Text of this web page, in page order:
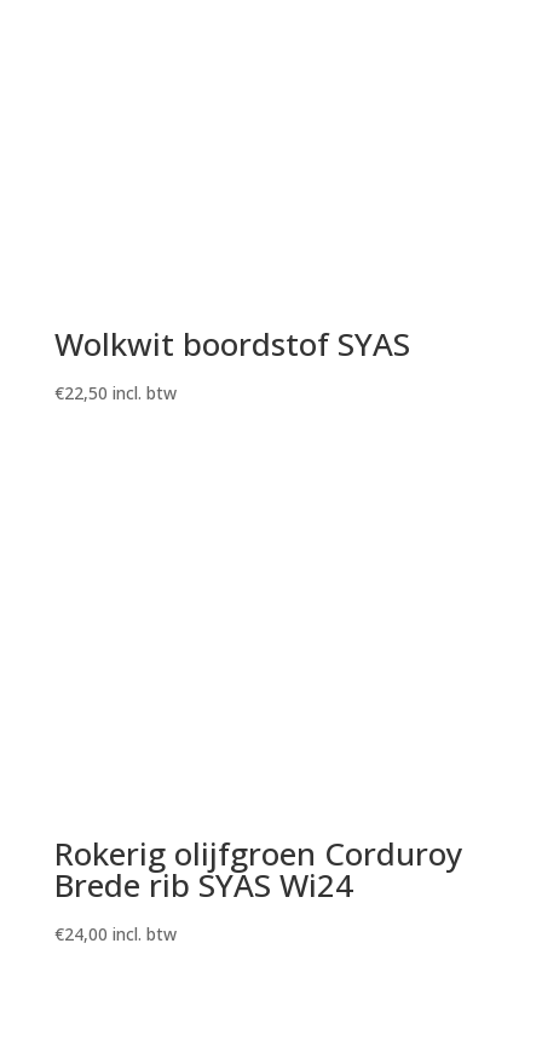
Wolkwit boordstof SYAS
€22,50 incl. btw
Rokerig olijfgroen Corduroy
Brede rib SYAS Wi24
€24,00 incl. btw